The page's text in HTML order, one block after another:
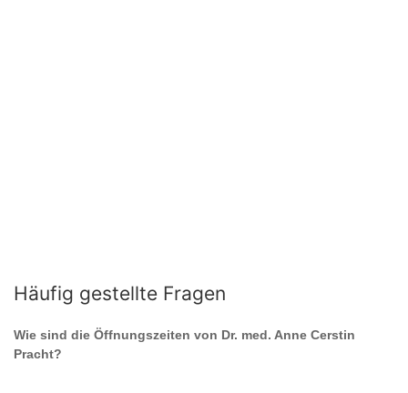
Häufig gestellte Fragen
Wie sind die Öffnungszeiten von Dr. med. Anne Cerstin
Pracht?